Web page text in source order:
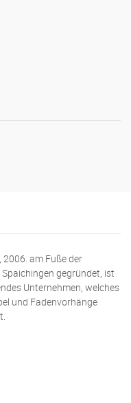
am Fuße der
gegründet, ist
Unternehmen, welches
und Fadenvorhänge